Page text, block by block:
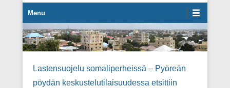
Secondary Menu
Menu
Lastensuojelu somaliperheissä – Pyöreän
pöydän keskustelutilaisuudessa etsittiin